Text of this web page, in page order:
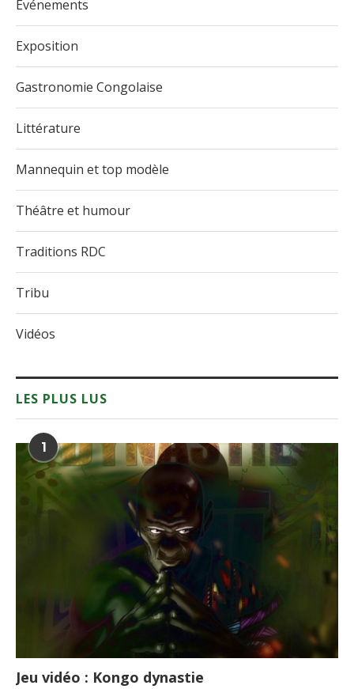
Evénements
Exposition
Gastronomie Congolaise
Littérature
Mannequin et top modèle
Théâtre et humour
Traditions RDC
Tribu
Vidéos
LES PLUS LUS
1
Jeu vidéo : Kongo dynastie